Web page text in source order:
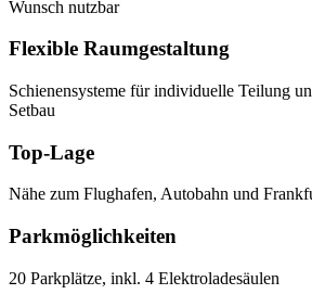
Wunsch nutzbar
Flexible Raumgestaltung
Schienensysteme für individuelle Teilung
Setbau
Top-Lage
Nähe zum Flughafen, Autobahn und
Parkmöglichkeiten
20 Parkplätze, inkl. 4 Elektroladesäulen